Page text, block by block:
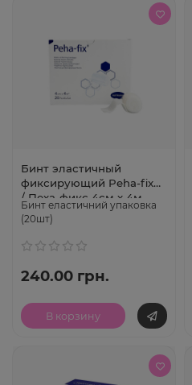
Бинт эластичный
фиксирующий Peha-fix®
/ Пеха-фикс 4см х 4м
Бинт еластичний упаковка
(20шт)
240.00 грн.
В корзину